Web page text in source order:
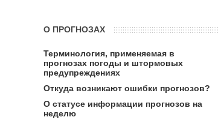
О ПРОГНОЗАХ
Терминология, применяемая в
прогнозах погоды и штормовых
предупреждениях
Откуда возникают ошибки прогнозов?
О статусе информации прогнозов на
неделю